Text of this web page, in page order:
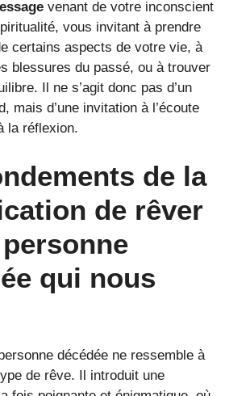
venant de votre inconscient
vous invitant à prendre
certains aspects de votre vie, à
blessures du passé, ou à trouver
Il ne s’agit donc pas d’un
mais d’une invitation à l’écoute
la réflexion.
de la
de rêver
personne
qui nous
décédée ne ressemble à
de rêve. Il introduit une